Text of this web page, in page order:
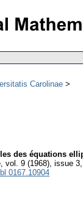
Carolinae
des équations
, vol. 9 (1968), issue 3,
0167.10904